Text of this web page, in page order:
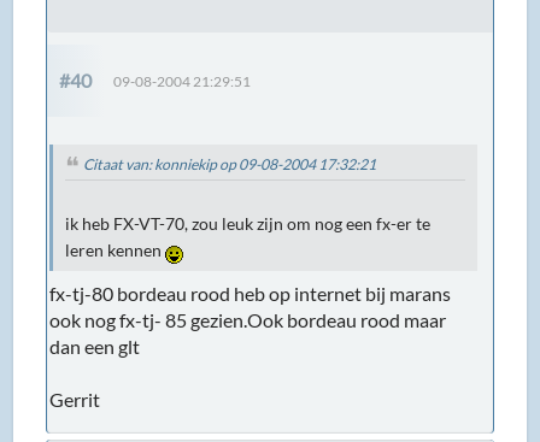
#40 09-08-2004 21:29:51
Citaat van: konniekip op 09-08-2004 17:32:21
ik heb FX-VT-70, zou leuk zijn om nog een fx-er te
leren kennen
fx-tj-80 bordeau rood heb op internet bij marans
ook nog fx-tj- 85 gezien.Ook bordeau rood maar
dan een glt
Gerrit